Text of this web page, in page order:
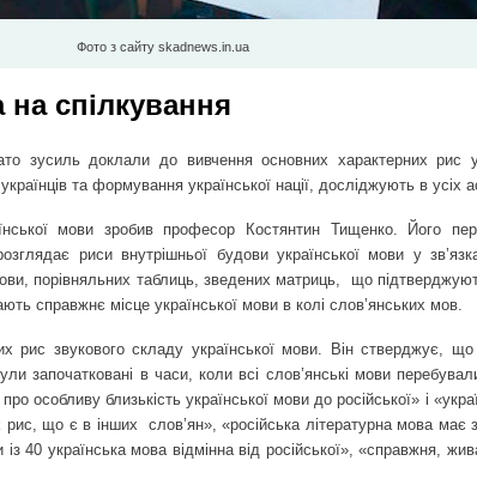
Фото з сайту skadnews.in.ua
спілкування
зусиль доклали до вивчення основних характерних рис
та формування української нації, досліджують в усіх
мови зробив професор Костянтин Тищенко. Його
риси внутрішньої будови української мови у
порівняльних таблиць, зведених матриць,
що
справжнє місце української мови в колі слов’янських мов.
звукового складу української мови. Він стверджує, що
започатковані в часи, коли всі слов’янські мови
особливу близькість української мови до російської» і
рис, що є в інших
слов’ян», «російська літературна мова має
40 українська мова відмінна від російської», «справжня,